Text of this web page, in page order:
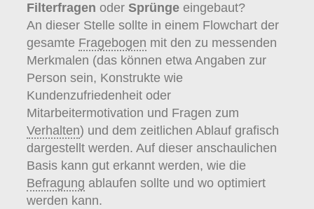
Filterfragen oder Sprünge eingebaut?
An dieser Stelle sollte in einem Flowchart der
gesamte Fragebogen mit den zu messenden
Merkmalen (das können etwa Angaben zur
Person sein, Konstrukte wie
Kundenzufriedenheit oder
Mitarbeitermotivation und Fragen zum
Verhalten) und dem zeitlichen Ablauf grafisch
dargestellt werden. Auf dieser anschaulichen
Basis kann gut erkannt werden, wie die
Befragung ablaufen sollte und wo optimiert
werden kann.